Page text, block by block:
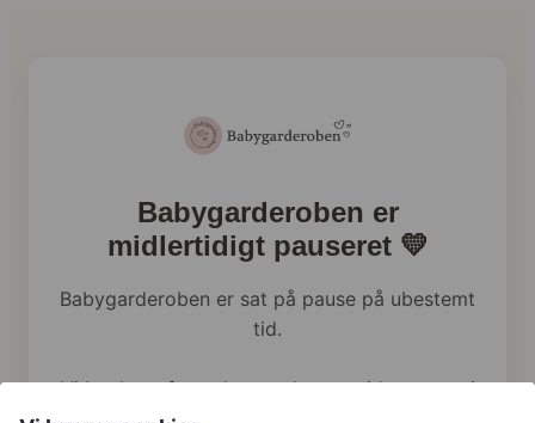
Babygarderoben er
midlertidigt pauseret 💛
Babygarderoben er sat på pause på ubestemt
tid.
Vi har brug for at bruge al vores tid og energi
på familien lige nu, og webshoppen holder